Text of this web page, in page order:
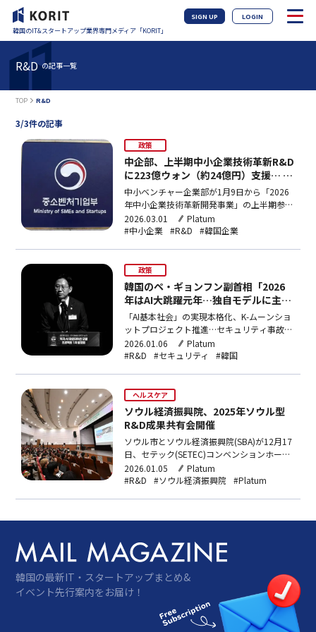
韓国のIT&スタートアップ業界専門メディア「KORIT」
SIGN UP LOGIN
R&D の記事一覧
TOP R&D
3/3件の記事
政策
中企部、上半期中小企業技術革新R&D
に223億ウォン（約24億円）支援… 70
社を選定
中小ベンチャー企業部が1月9日から「2026
年中小企業技術革新開発事業」の上半期参加
企業の募集を行う。新規企業70社を選定し、
合計223億ウォン（約24億円）の研究開発費
時に考慮するという点が特徴だ。「輸出志向
型」事…
2026.03.01
Platum
#中小企業 #R&D #韓国企業
政策
韓国のペ・ギョンフン副首相「2026
年はAI大跳躍元年…独自モデルに主力
産業転換」
「AI基本社会」の実現本格化、K-ムーンショ
ットプロジェクト推進…セキュリティ事故を
繰り返す企業に懲罰的課徴金韓国のペ・ギョ
ンフン副首相兼科学技術情報通信部（省）長
国の実現と未来戦略技術の育成に政策力を集
中す…
2026.01.06
Platum
#R&D
#セキュリティ #韓国
ヘルスケア
ソウル経済振興院、2025年ソウル型
R&D成果共有会開催
ソウル市とソウル経済振興院(SBA)が12月17
日、セテック(SETEC)コンベンションホール
で、2025年ソウル型R&D成果共有会を開い
た。今回の共有会には、ソウル型R&D企業協
2026.01.05
Platum
#R&D
#ソウル経済振興院 #Platum
韓国の最新IT・スタートアップまとめ&
イベント先行案内をお届け！